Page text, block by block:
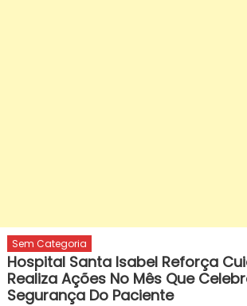
Sem Categoria
Hospital Santa Isabel Reforça
Realiza Ações No Mês Que
Segurança Do Paciente